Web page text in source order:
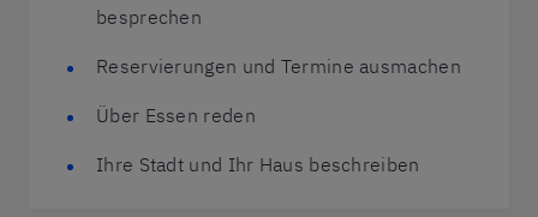
besprechen
Reservierungen und Termine ausmachen
Über Essen reden
Ihre Stadt und Ihr Haus beschreiben